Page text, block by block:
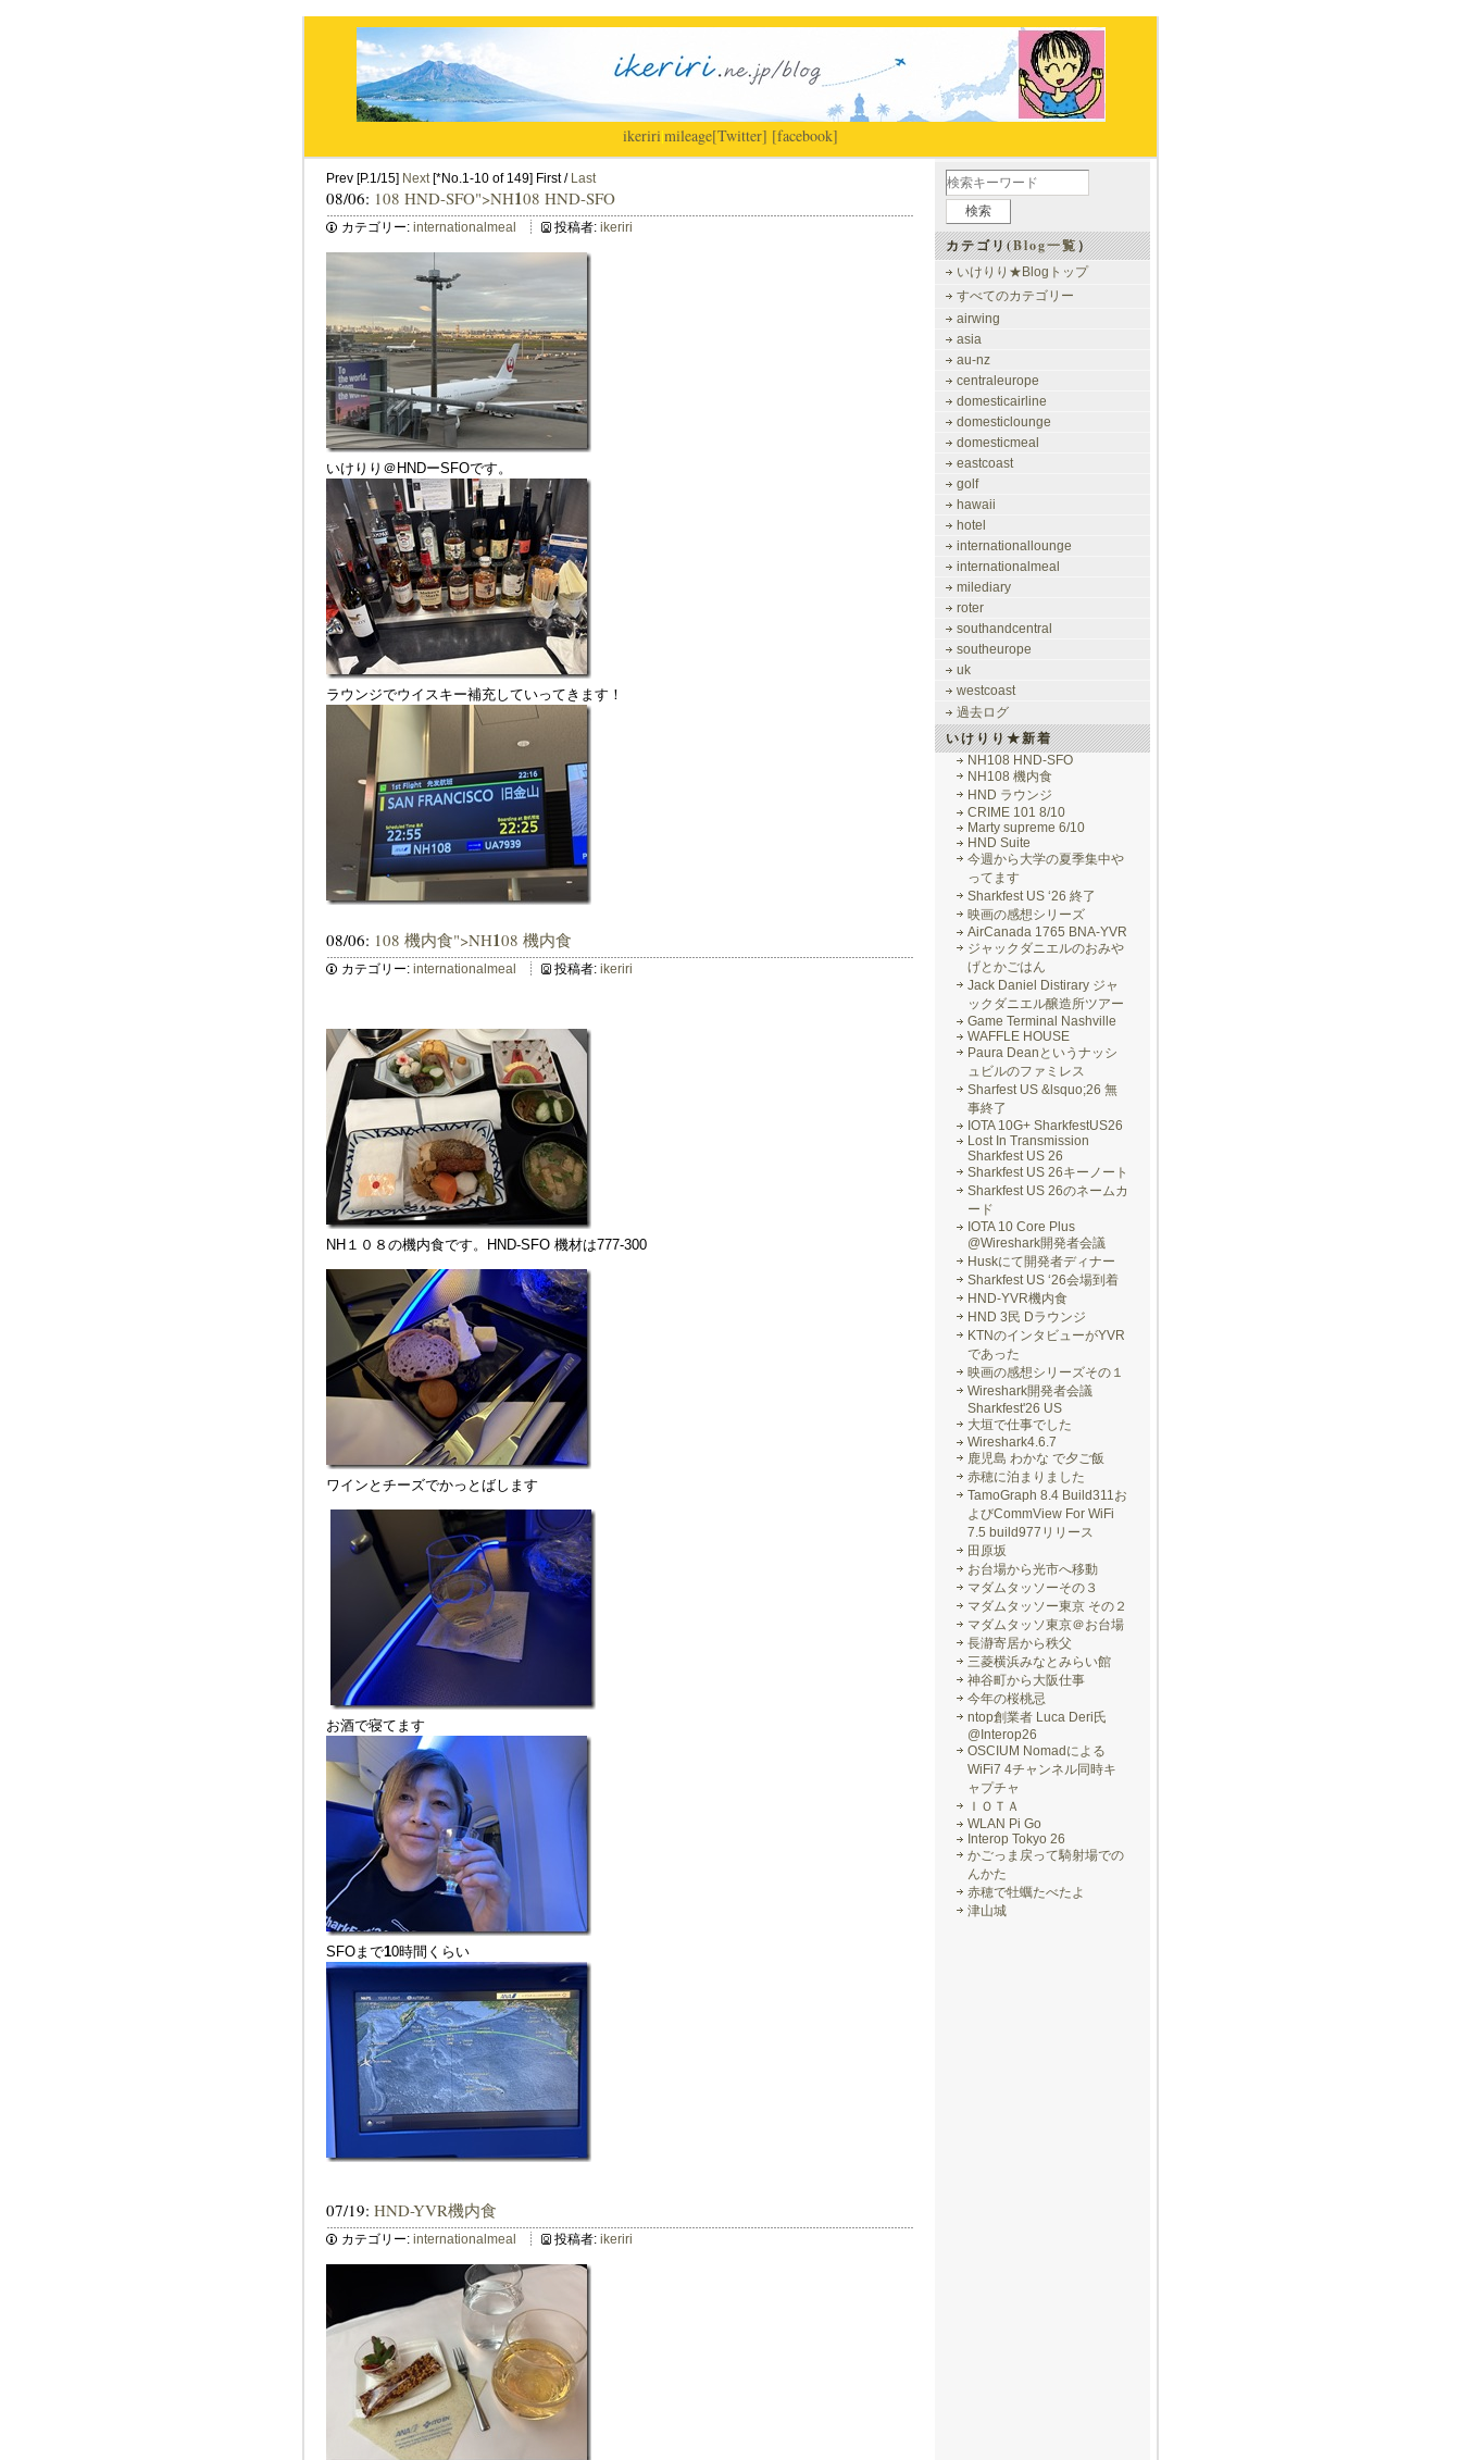
ikeriri|mileage[Twitter] [facebook]
Prev [P.1/15] Next[*No.1-10 of 149] First / Last
08/06: 108 HND-SFO">NH108 HND-SFO
カテゴリー: internationalmeal 投稿者: ikeriri
いけりり＠HNDーSFOです。
ラウンジでウイスキー補充していってきます！
08/06: 108 機内食">NH108 機内食
カテゴリー: internationalmeal 投稿者: ikeriri
NH１０８の機内食です。HND-SFO 機材は777-300
ワインとチーズでかっとばします
お酒で寝てます
SFOまで10時間くらい
07/19: HND-YVR機内食
カテゴリー: internationalmeal 投稿者: ikeriri
カテゴリ(Blog一覧）
いけりり★Blogトップ
すべてのカテゴリー
airwing
asia
au-nz
centraleurope
domesticairline
domesticlounge
domesticmeal
eastcoast
golf
hawaii
hotel
internationallounge
internationalmeal
milediary
roter
southandcentral
southeurope
uk
westcoast
過去ログ
いけりり★新着
NH108 HND-SFO
NH108 機内食
HND ラウンジ
CRIME 101 8/10
Marty supreme 6/10
HND Suite
今週から大学の夏季集中や
ってます
Sharkfest US ‘26 終了
映画の感想シリーズ
AirCanada 1765 BNA-YVR
ジャックダニエルのおみや
げとかごはん
Jack Daniel Distirary ジャ
ックダニエル醸造所ツアー
Game Terminal Nashville
WAFFLE HOUSE
Paura Deanというナッシ
ュビルのファミレス
Sharfest US &lsquo;26 無
事終了
IOTA 10G+ SharkfestUS26
Lost In Transmission
Sharkfest US 26
Sharkfest US 26キーノート
Sharkfest US 26のネームカ
ード
IOTA 10 Core Plus
@Wireshark開発者会議
Huskにて開発者ディナー
Sharkfest US ‘26会場到着
HND-YVR機内食
HND 3民 Dラウンジ
KTNのインタビューがYVR
であった
映画の感想シリーズその１
Wireshark開発者会議
Sharkfest'26 US
大垣で仕事でした
Wireshark4.6.7
鹿児島 わかな で夕ご飯
赤穂に泊まりました
TamoGraph 8.4 Build311お
よびCommView For WiFi
7.5 build977リリース
田原坂
お台場から光市へ移動
マダムタッソーその３
マダムタッソー東京 その２
マダムタッソ東京＠お台場
長瀞寄居から秩父
三菱横浜みなとみらい館
神谷町から大阪仕事
今年の桜桃忌
ntop創業者 Luca Deri氏
@Interop26
OSCIUM Nomadによる
WiFi7 4チャンネル同時キ
ャプチャ
ＩＯＴＡ
WLAN Pi Go
Interop Tokyo 26
かごっま戻って騎射場での
んかた
赤穂で牡蠣たべたよ
津山城